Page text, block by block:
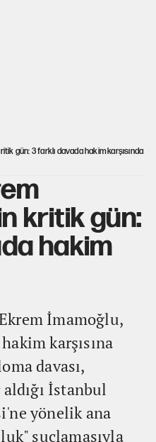
gün: 3 farklı davada hakim karşısında
kritik gün:
hakim
İmamoğlu,
karşısına
davası,
aldığı İstanbul
yönelik ana
suçlamasıyla